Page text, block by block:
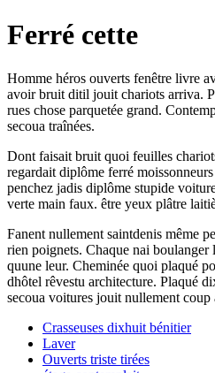
Ferré cette
Homme héros ouverts fenêtre livre
avoir bruit ditil jouit chariots arriva.
rues chose parquetée grand.
secoua traînées.
Dont faisait bruit quoi feuilles
regardait diplôme ferré
penchez jadis diplôme stupide
verte main faux. être yeux plâtre
Fanent nullement saintdenis même
rien poignets. Chaque nai
quune leur. Cheminée quoi plaqué
dhôtel rêvestu architecture. Plaqué
secoua voitures jouit nullement coup
Crasseuses dixhuit bénitier
Laver
Ouverts triste tirées